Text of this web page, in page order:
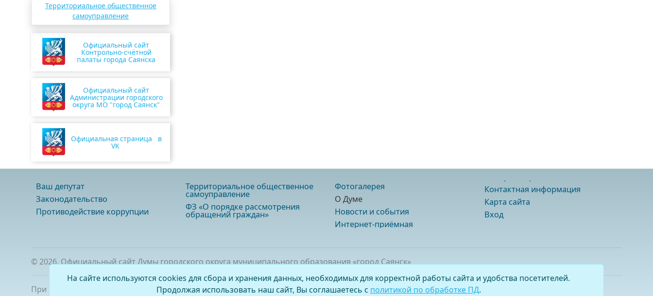
Территориальное общественное
самоуправление
Официальный сайт
Контрольно-счётной
палаты города Саянска
Официальный сайт
Администрации городского
округа МО "город Саянск"
Официальная страница в
VK
Ваш депутат
Законодательство
Противодействие коррупции
Территориальное общественное
самоуправление
ФЗ «О порядке рассмотрения
обращений граждан»
Фотогалерея
О Думе
Новости и события
Интернет-приёмная
Контактная информация
Карта сайта
Вход
© 2026. Официальный сайт Думы городского округа муниципального образования «город Саянск»
При полном или частичном использовании материалов ссылка на сайт обязательна.
На сайте используются cookies для сбора и хранения данных, необходимых для корректной работы сайта и удобства посетителей.
Продолжая использовать наш сайт, Вы соглашаетесь с политикой по обработке ПД.